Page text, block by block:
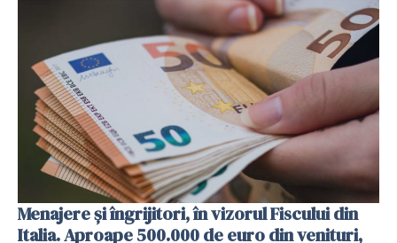
Menajere și îngrijitori, în vizorul Fiscului din
Italia. Aproape 500.000 de euro din venituri,